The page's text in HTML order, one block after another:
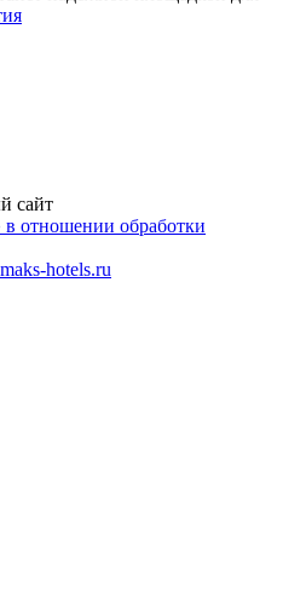
сайт
обработки
hotels.ru